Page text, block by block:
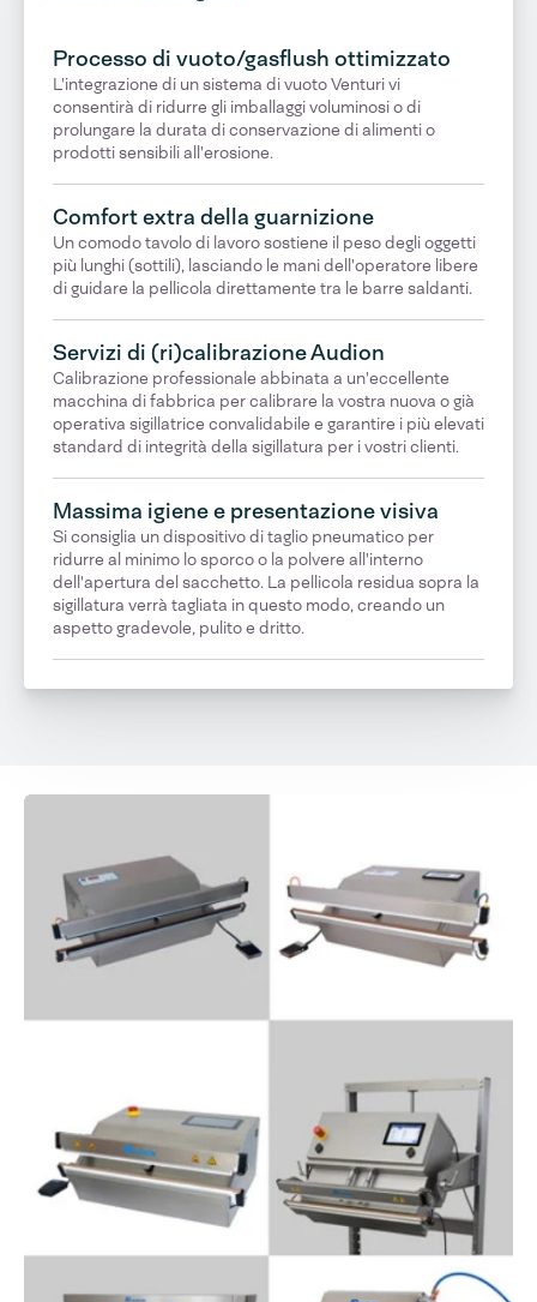
Processo di vuoto/gasflush ottimizzato
L'integrazione di un sistema di vuoto Venturi vi
consentirà di ridurre gli imballaggi voluminosi o di
prolungare la durata di conservazione di alimenti o
prodotti sensibili all'erosione.
Comfort extra della guarnizione
Un comodo tavolo di lavoro sostiene il peso degli oggetti
più lunghi (sottili), lasciando le mani dell'operatore libere
di guidare la pellicola direttamente tra le barre saldanti.
Servizi di (ri)calibrazione Audion
Calibrazione professionale abbinata a un'eccellente
macchina di fabbrica per calibrare la vostra nuova o già
operativa sigillatrice convalidabile e garantire i più elevati
standard di integrità della sigillatura per i vostri clienti.
Massima igiene e presentazione visiva
Si consiglia un dispositivo di taglio pneumatico per
ridurre al minimo lo sporco o la polvere all'interno
dell'apertura del sacchetto. La pellicola residua sopra la
sigillatura verrà tagliata in questo modo, creando un
aspetto gradevole, pulito e dritto.